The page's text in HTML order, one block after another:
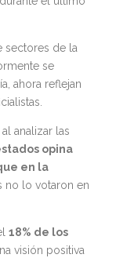
sectores de la
se
ahora reflejan
analizar las
opina
en la
no lo votaron en
18% de los
visión positiva